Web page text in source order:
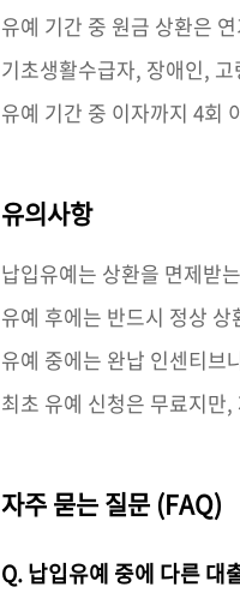
유예 기간 중 원금 상환은
기초생활수급자, 장애인,
유예 기간 중 이자까지 4회
유의사항
납입유예는 상환을 면제받
유예 후에는 반드시 정상
유예 중에는 완납 인센티브
최초 유예 신청은 무료지만
자주 묻는 질문 (FAQ)
Q. 납입유예 중에 다른 대